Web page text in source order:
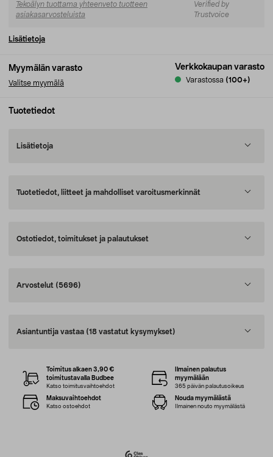
Myymälän varasto
Valitse myymälä
Verkkokaupan varasto
Varastossa (100+)
Tekoälyn tuottama yhteenveto tuotteen
asiakasarvosteluista
Verified by
Trustvoice
Lisätietoja
Tuotetiedot
Lisätietoja
Tuotetiedot, liitteet ja mahdolliset varoitusmerkinnät
Ostotiedot, toimitukset ja palautukset
Arvostelut (5696)
Asiantuntija vastaa (18 vastatut kysymykset)
Toimitus alkaen 3,90 €
toimitustavalla Budbee
Katso toimitusvaihtoehdot
Ilmainen palautus
myymälään
365 päivän palautusoikeus
Maksuvaihtoehdot
Katso ostoehdot
Nouda myymälästä
Ilmainen nouto myymälästä